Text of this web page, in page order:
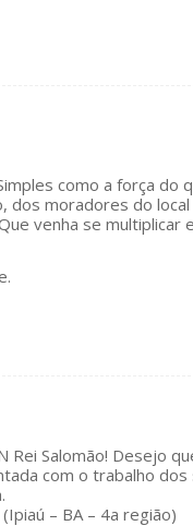
como a força do
dos moradores do
venha se multiplicar
Rei Salomão! Desejo
com o trabalho
– BA – 4a região)